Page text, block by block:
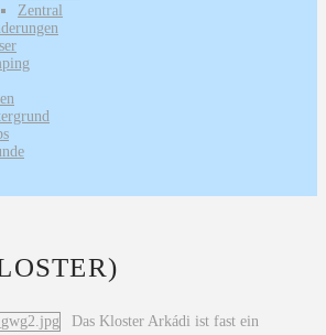
Zentral
Das Kloster Arkádi ist fast ein